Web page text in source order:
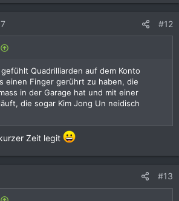
#12
Quadrilliarden auf dem Konto
einen Finger gerührt zu haben, die
in der Garage hat und mit einer
die sogar Kim Jong Un neidisch
Zeit legit
#13